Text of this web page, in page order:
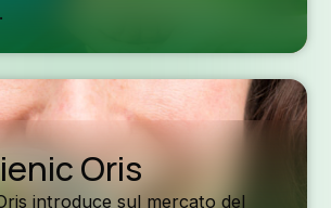
Oris
introduce sul mercato del